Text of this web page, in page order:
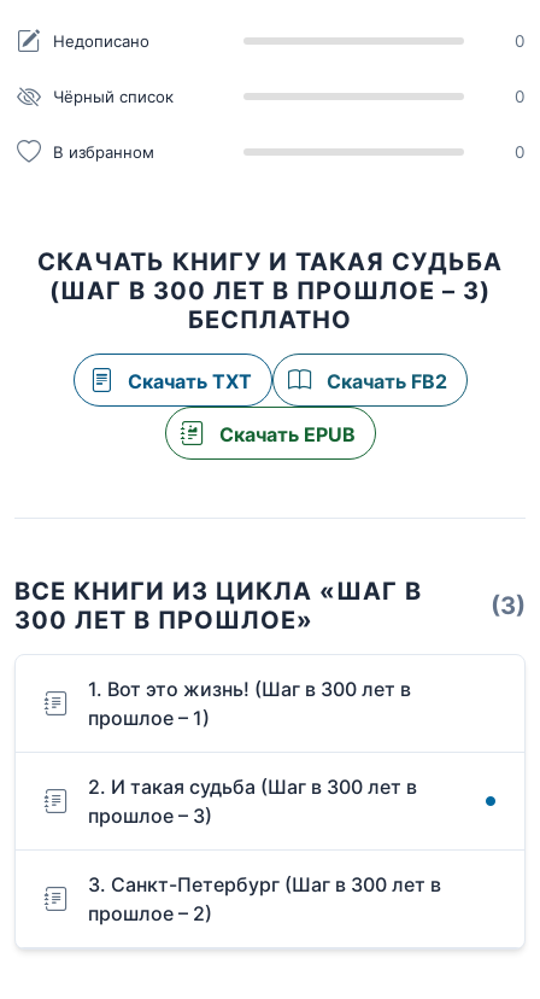
Недописано 0
Чёрный список 0
В избранном 0
СКАЧАТЬ КНИГУ И ТАКАЯ СУДЬБА
(ШАГ В 300 ЛЕТ В ПРОШЛОЕ – 3)
БЕСПЛАТНО
Скачать TXT Скачать FB2
Скачать EPUB
ВСЕ КНИГИ ИЗ ЦИКЛА «ШАГ В
300 ЛЕТ В ПРОШЛОЕ»
(3)
1. Вот это жизнь! (Шаг в 300 лет в
прошлое – 1)
2. И такая судьба (Шаг в 300 лет в
прошлое – 3)
3. Санкт-Петербург (Шаг в 300 лет в
прошлое – 2)